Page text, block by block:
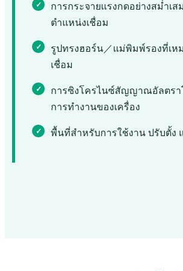
การกระจายแรงกดอย่างสม่ำเ
ตำแหน่งเชื่อม
รูปทรงฮอร์น／แม่พิมพ์รองที่เห
เชื่อม
การซิงโครไนซ์สัญญาณอัลตรา
การทำงานของเครื่อง
พื้นที่สำหรับการใช้งาน ปรับตั้ง